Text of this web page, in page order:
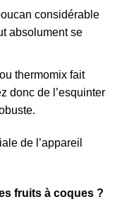
considérable
absolument se
thermomix fait
donc de l’esquinter
de l’appareil
fruits à coques ?